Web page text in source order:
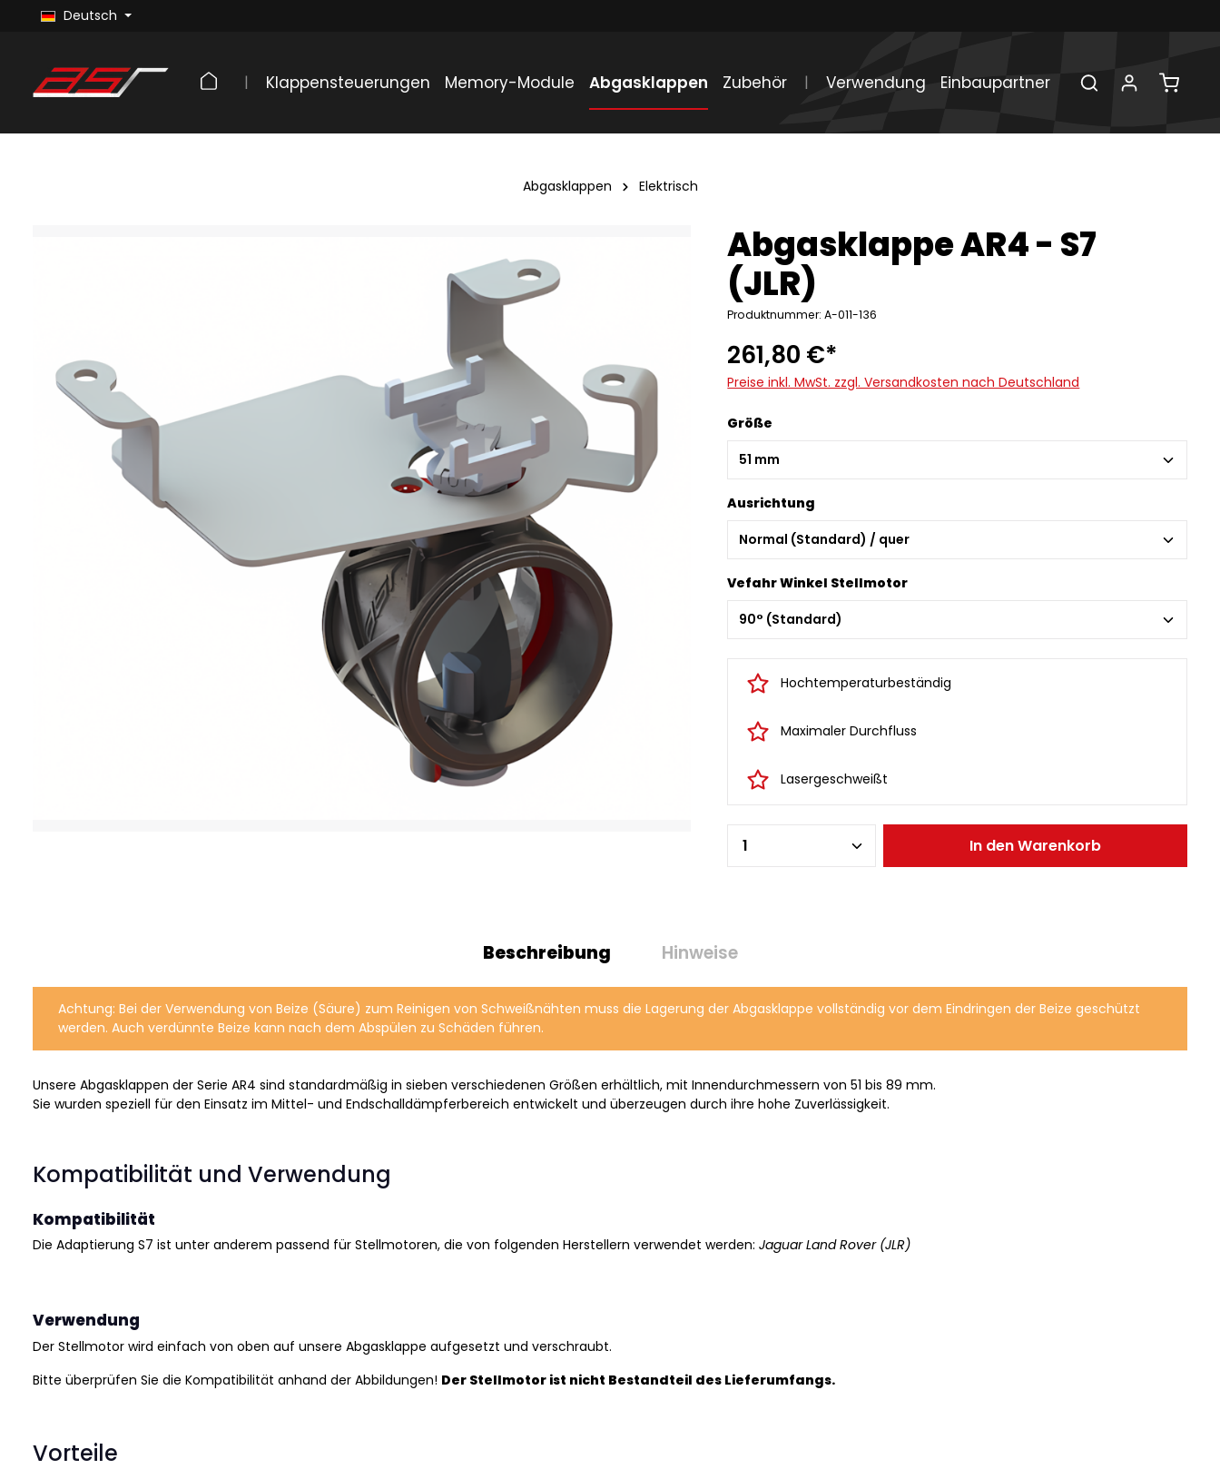
Deutsch
Klappensteuerungen Memory-Module Abgasklappen Zubehör Verwendung Einbaupartner
Abgasklappen Elektrisch
Abgasklappe AR4 - S7
(JLR)
Produktnummer: A-011-136
261,80 €*
Preise inkl. MwSt. zzgl. Versandkosten nach Deutschland
Größe
Ausrichtung
Vefahr Winkel Stellmotor
Hochtemperaturbeständig
Maximaler Durchfluss
Lasergeschweißt
In den Warenkorb
Beschreibung Hinweise
Achtung: Bei der Verwendung von Beize (Säure) zum Reinigen von Schweißnähten muss die Lagerung der Abgasklappe vollständig vor dem Eindringen der Beize geschützt
werden. Auch verdünnte Beize kann nach dem Abspülen zu Schäden führen.
Unsere Abgasklappen der Serie AR4 sind standardmäßig in sieben verschiedenen Größen erhältlich, mit Innendurchmessern von 51 bis 89 mm.
Sie wurden speziell für den Einsatz im Mittel- und Endschalldämpferbereich entwickelt und überzeugen durch ihre hohe Zuverlässigkeit.
Kompatibilität und Verwendung
Kompatibilität
Die Adaptierung S7 ist unter anderem passend für Stellmotoren, die von folgenden Herstellern verwendet werden: Jaguar Land Rover (JLR)
Verwendung
Der Stellmotor wird einfach von oben auf unsere Abgasklappe aufgesetzt und verschraubt.
Bitte überprüfen Sie die Kompatibilität anhand der Abbildungen! Der Stellmotor ist nicht Bestandteil des Lieferumfangs.
Vorteile